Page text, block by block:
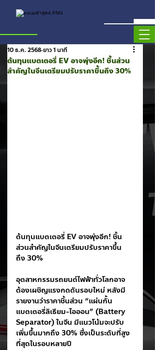
ต้นทุนแบตเตอรี่ EV อาจพุ่งอีก! ชิ้นส่วน
สำคัญในจีนเตรียมปรับราคาขึ้นถึง 30%
10 ธ.ค. 2568 ยาว 1 นาที
ต้นทุนแบตเตอรี่ EV อาจพุ่งอีก! ชิ้น
ส่วนสำคัญในจีนเตรียมปรับราคาขึ้น
ถึง 30%
อุตสาหกรรมรถยนต์ไฟฟ้าทั่วโลกอาจ
ต้องเผชิญแรงกดดันรอบใหม่ หลังมี
รายงานว่าราคาชิ้นส่วน “แผ่นกั้น
แบตเตอรี่ลิเธียม-ไอออน” (Battery
Separator) ในจีน มีแนวโน้มจะปรับ
เพิ่มขึ้นมากถึง 30% ซึ่งเป็นระดับที่สูง
ที่สุดในรอบหลายปี